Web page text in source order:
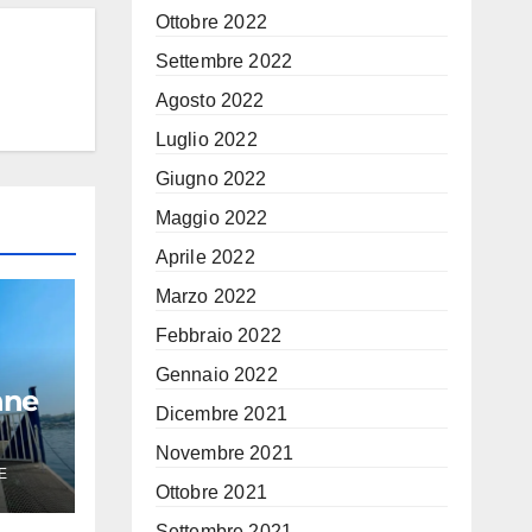
Ottobre 2022
Settembre 2022
Agosto 2022
Luglio 2022
Giugno 2022
Maggio 2022
Aprile 2022
Marzo 2022
Febbraio 2022
Gennaio 2022
Dicembre 2021
Novembre 2021
Ottobre 2021